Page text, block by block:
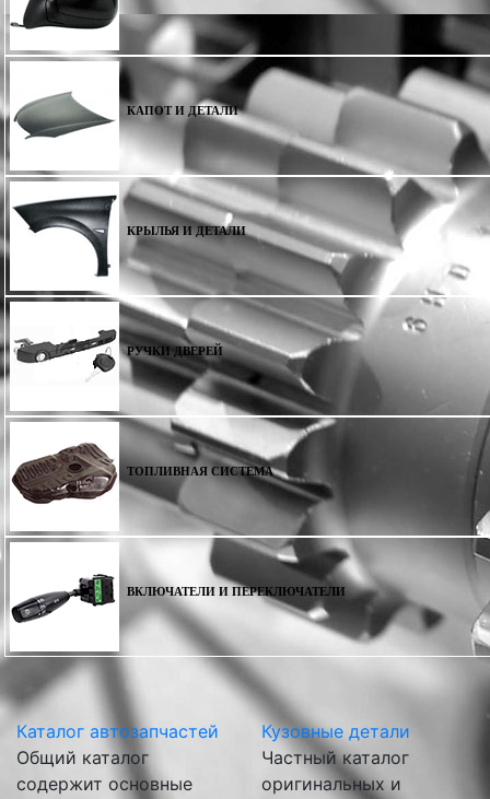
КАПОТ И ДЕТАЛИ
КРЫЛЬЯ И ДЕТАЛИ
РУЧКИ ДВЕРЕЙ
ТОПЛИВНАЯ СИСТЕМА
ВКЛЮЧАТЕЛИ И ПЕРЕКЛЮЧАТЕЛИ
Каталог автозапчастей
Общий каталог
содержит основные
Кузовные детали
Частный каталог
оригинальных и